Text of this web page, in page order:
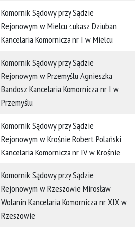
Komornik Sądowy przy Sądzie
Rejonowym w Mielcu Łukasz Dziuban
Kancelaria Komornicza nr I w Mielcu
Komornik Sądowy przy Sądzie
Rejonowym w Przemyślu Agnieszka
Bandosz Kancelaria Komornicza nr I w
Przemyślu
Komornik Sądowy przy Sądzie
Rejonowym w Krośnie Robert Polański
Kancelaria Komornicza nr IV w Krośnie
Komornik Sądowy przy Sądzie
Rejonowym w Rzeszowie Mirosław
Wolanin Kancelaria Komornicza nr XIX w
Rzeszowie